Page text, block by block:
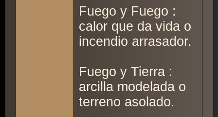
Fuego y Fuego :
calor que da vida o
incendio arrasador.
Fuego y Tierra :
arcilla modelada o
terreno asolado.